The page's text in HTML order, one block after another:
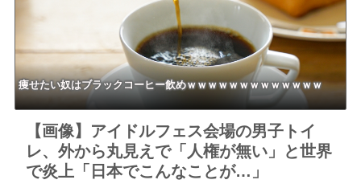
痩せたい奴はブラックコーヒー飲めｗｗｗｗｗｗｗｗｗｗｗｗｗ
【画像】アイドルフェス会場の男子トイ
レ、外から丸見えで「人権が無い」と世界
で炎上「日本でこんなことが…」